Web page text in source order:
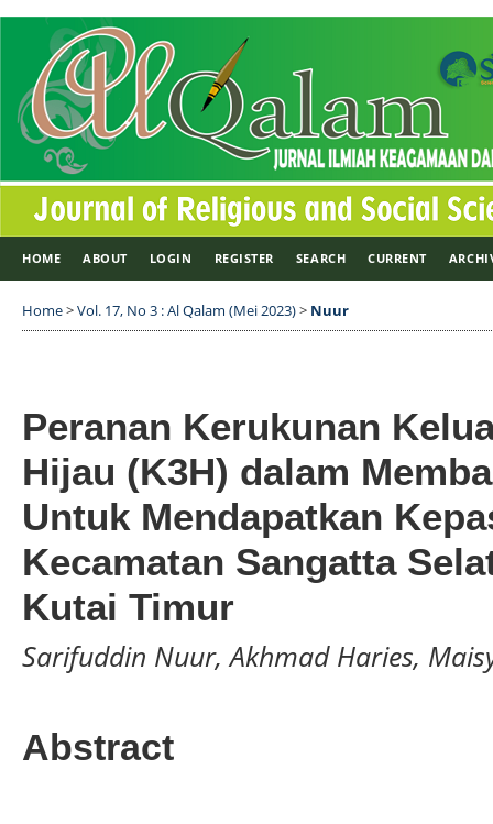
HOME ABOUT LOGIN REGISTER SEARCH CURRENT
Home>Vol. 17, No 3 : Al Qalam (Mei 2023)> Nuur
Peranan Kerukunan
Hijau (K3H) dalam
Untuk Mendapatkan
Kecamatan Sangatta
Kutai Timur
Sarifuddin Nuur, Akhmad Haries,
Abstract